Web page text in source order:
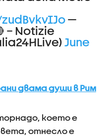
—
– Notizie
June
двама души в Рим
което е
отнесло е